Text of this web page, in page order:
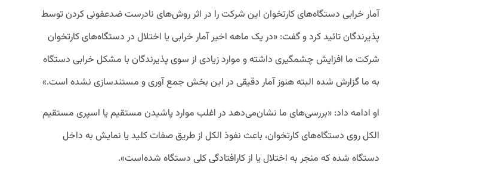
آمار خرابی دستگاه‌های کارتخوان این شرکت را در اثر روش‌های نادرست ضدعفونی کردن توسط
پذیرندگان تائید کرد و گفت: «در یک ماهه اخیر آمار خرابی یا اختلال در دستگاه‌های کارتخوان
شرکت ما افزایش چشمگیری داشته و موارد زیادی از سوی پذیرندگان با مشکل خرابی دستگاه
به ما گزارش شده البته هنوز آمار دقیقی در این بخش جمع آوری و مستندسازی نشده است.»
او ادامه داد: «بررسی‌های ما نشان‌می‌دهد در اغلب موارد پاشیدن مستقیم یا اسپری مستقیم
الکل روی دستگاه‌های کارتخوان، باعث نفوذ الکل از طریق صفات کلید یا نمایش به داخل
دستگاه شده که منجر به اختلال یا از کارافتادگی کلی دستگاه شده‌است».